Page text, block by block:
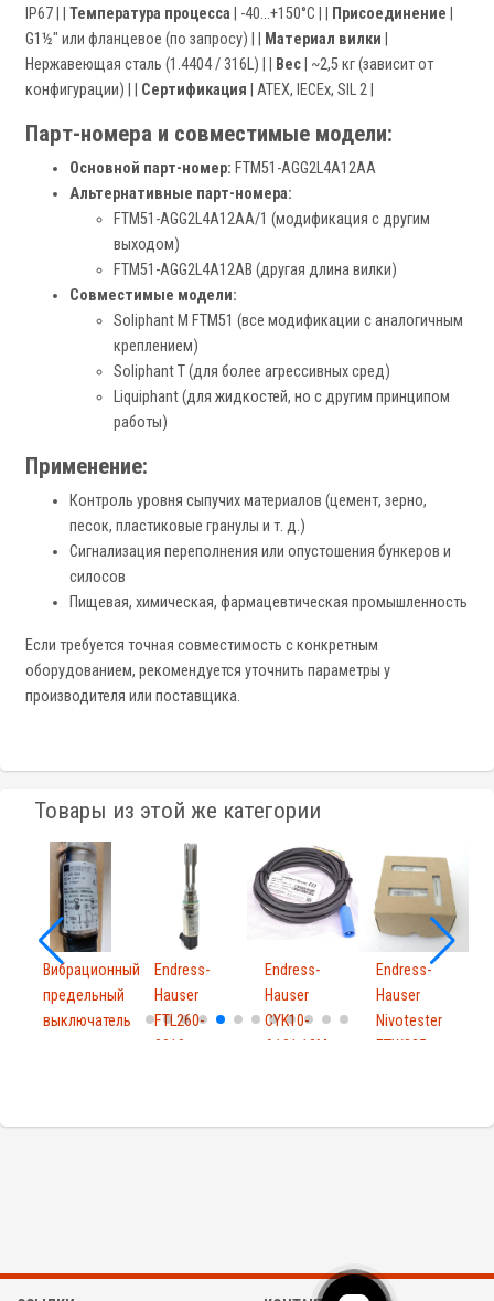
IP67 | | Температура процесса | -40...+150°C | | Присоединение
G1½" или фланцевое (по запросу) | |
Материал вилки
Нержавеющая сталь (1.4404 / 316L) | |
Вес | ~2,5 кг (зависит от
конфигурации) | | Сертификация | ATEX, IECEx, SIL 2 |
Парт-номера и совместимые модели:
Основной парт-номер: FTM51-AGG2L4A12AA
Альтернативные парт-номера:
FTM51-AGG2L4A12AA/1 (модификация с другим
выходом)
FTM51-AGG2L4A12AB (другая длина вилки)
Совместимые модели:
Soliphant M FTM51 (все модификации с аналогичным
креплением)
Soliphant T (для более агрессивных сред)
Liquiphant (для жидкостей, но с другим принципом
работы)
Применение:
Контроль уровня сыпучих материалов (цемент, зерно,
песок, пластиковые гранулы и т. д.)
Сигнализация переполнения или опустошения бункеров и
силосов
Пищевая, химическая, фармацевтическая промышленность
Если требуется точная совместимость с конкретным
оборудованием, рекомендуется уточнить параметры у
производителя или поставщика.
Товары из этой же категории
Вибрационный
предельный
выключатель
Endress-
Hauser
FTL260-
0010
Endress-
Hauser
CYK10-
A101 10M
Endress-
Hauser
Nivotester
FTW325